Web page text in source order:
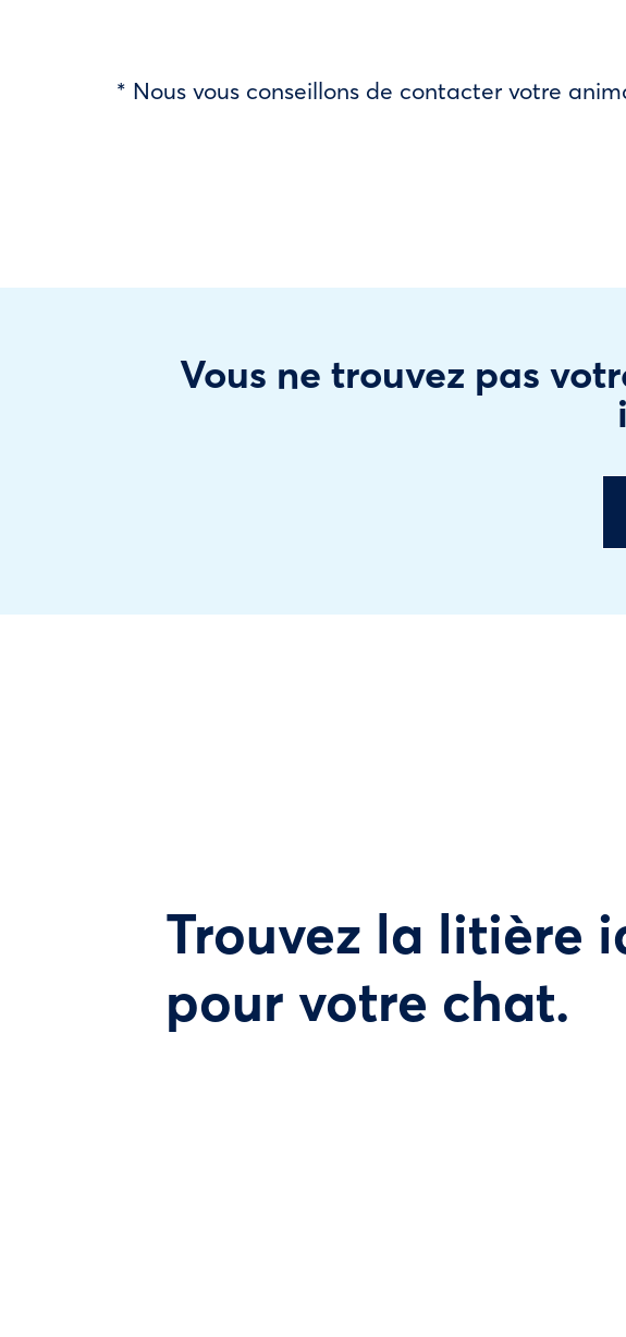
* Nous vous conseillons de contacter votre
Vous ne trouvez pas
Trouvez la litière
pour votre chat.